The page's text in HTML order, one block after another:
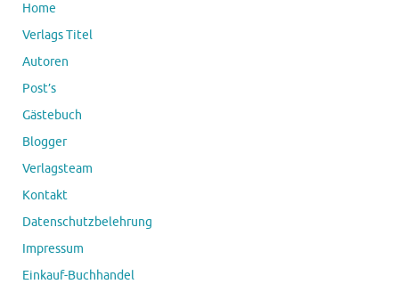
Home
Verlags Titel
Autoren
Post’s
Gästebuch
Blogger
Verlagsteam
Kontakt
Datenschutzbelehrung
Impressum
Einkauf-Buchhandel